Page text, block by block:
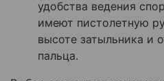
удобства ведения
имеют пистолетную
высоте затыльника и
пальца.